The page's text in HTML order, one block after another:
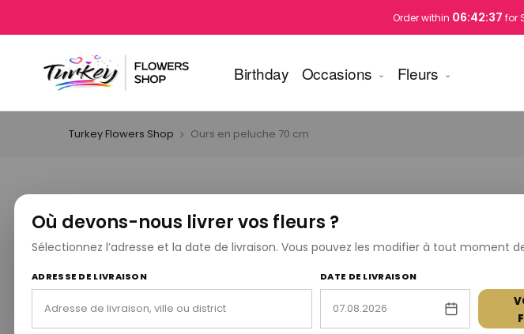
Order within 06:42:36 for
Birthday Occasions Fleurs
Où devons-nous livrer vos fleurs ?
Sélectionnez l’adresse et la date de livraison. Vous pouvez les modifier à tout moment
ADRESSE DE LIVRAISON DATE DE LIVRAISON
Turkey Flowers Shop Ours en peluche 70 cm